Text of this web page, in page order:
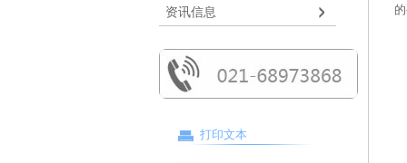
资讯信息
打印文本